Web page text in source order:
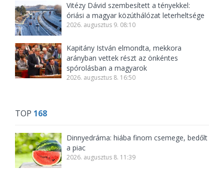
Vitézy Dávid szembesített a tényekkel:
óriási a magyar közúthálózat leterheltsége
2026. augusztus 9. 08:10
Kapitány István elmondta, mekkora
arányban vettek részt az önkéntes
spórolásban a magyarok
2026. augusztus 8. 16:50
TOP 168
Dinnyedráma: hiába finom csemege, bedőlt
a piac
2026. augusztus 8. 11:39